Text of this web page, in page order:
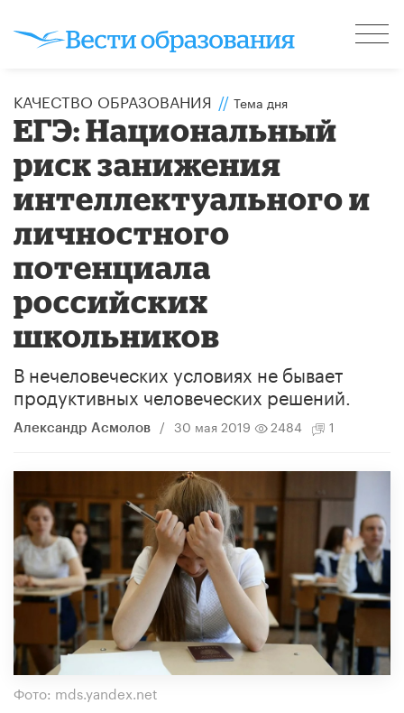
КАЧЕСТВО ОБРАЗОВАНИЯ // Тема дня
ЕГЭ: Национальный
риск занижения
интеллектуального и
личностного
потенциала
российских
школьников
В нечеловеческих условиях не бывает
продуктивных человеческих решений.
Александр Асмолов / 30 мая 2019 2484 1
Фото: mds.yandex.net